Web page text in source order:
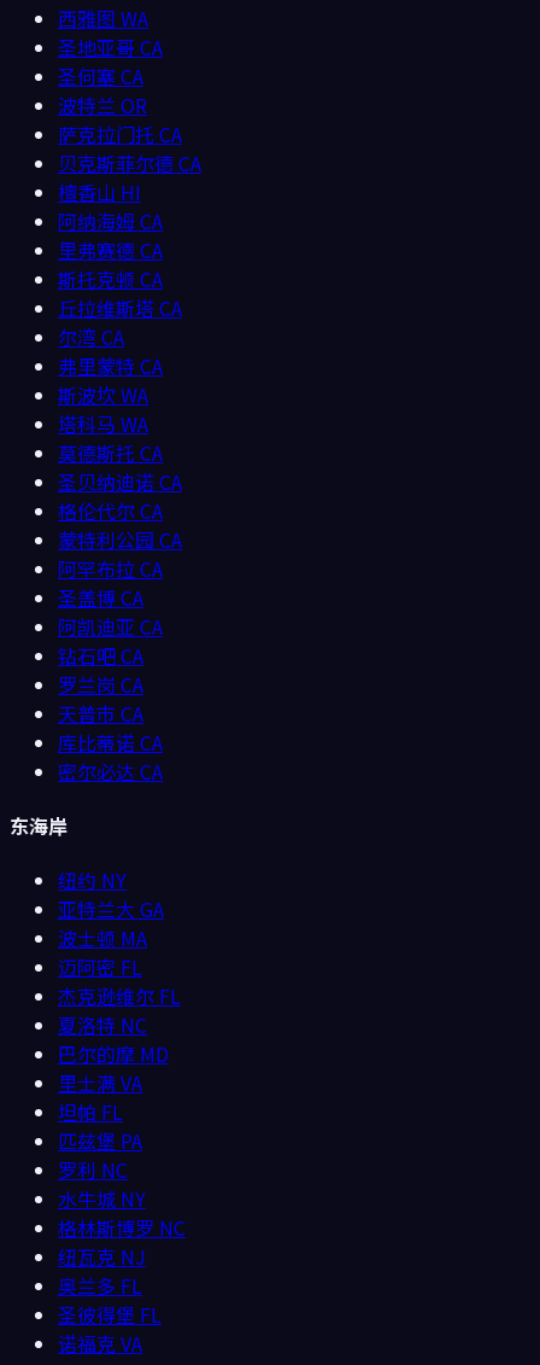
西雅图 WA
圣地亚哥 CA
圣何塞CA
波特兰 OR
萨克拉门托 CA
贝克斯菲尔德CA
檀香山 HI
阿纳海姆CA
里弗赛德CA
斯托克顿 CA
丘拉维斯塔CA
尔湾CA
弗里蒙特 CA
斯波坎WA
塔科马 WA
莫德斯托 CA
圣贝纳迪诺CA
格伦代尔CA
蒙特利公园 CA
阿罕布拉CA
圣盖博CA
阿凯迪亚 CA
钻石吧CA
罗兰岗 CA
天普市 CA
库比蒂诺CA
密尔必达 CA
东海岸
纽约 NY
亚特兰大 GA
波士顿 MA
迈阿密 FL
杰克逊维尔 FL
夏洛特 NC
巴尔的摩 MD
里士满VA
坦帕 FL
匹兹堡 PA
罗利 NC
水牛城 NY
格林斯博罗 NC
纽瓦克 NJ
奥兰多 FL
圣彼得堡 FL
诺福克 VA